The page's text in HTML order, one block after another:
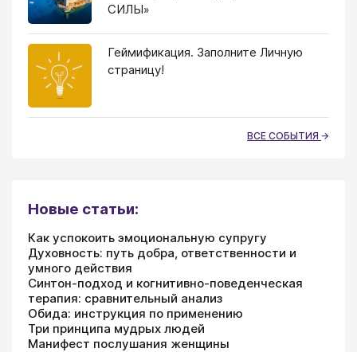
СИЛЫ»
Геймификация. Заполните Личную
страницу!
ВСЕ СОБЫТИЯ
Новые статьи:
Как успокоить эмоциональную супругу
Духовность: путь добра, ответственности и
умного действия
Синтон-подход и когнитивно-поведенческая
терапия: сравнительный анализ
Обида: инструкция по применению
Три принципа мудрых людей
Манифест послушания женщины